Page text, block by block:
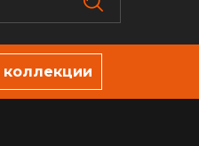
коллекции